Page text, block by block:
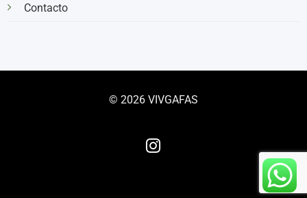
Contacto
© 2026 VIVGAFAS